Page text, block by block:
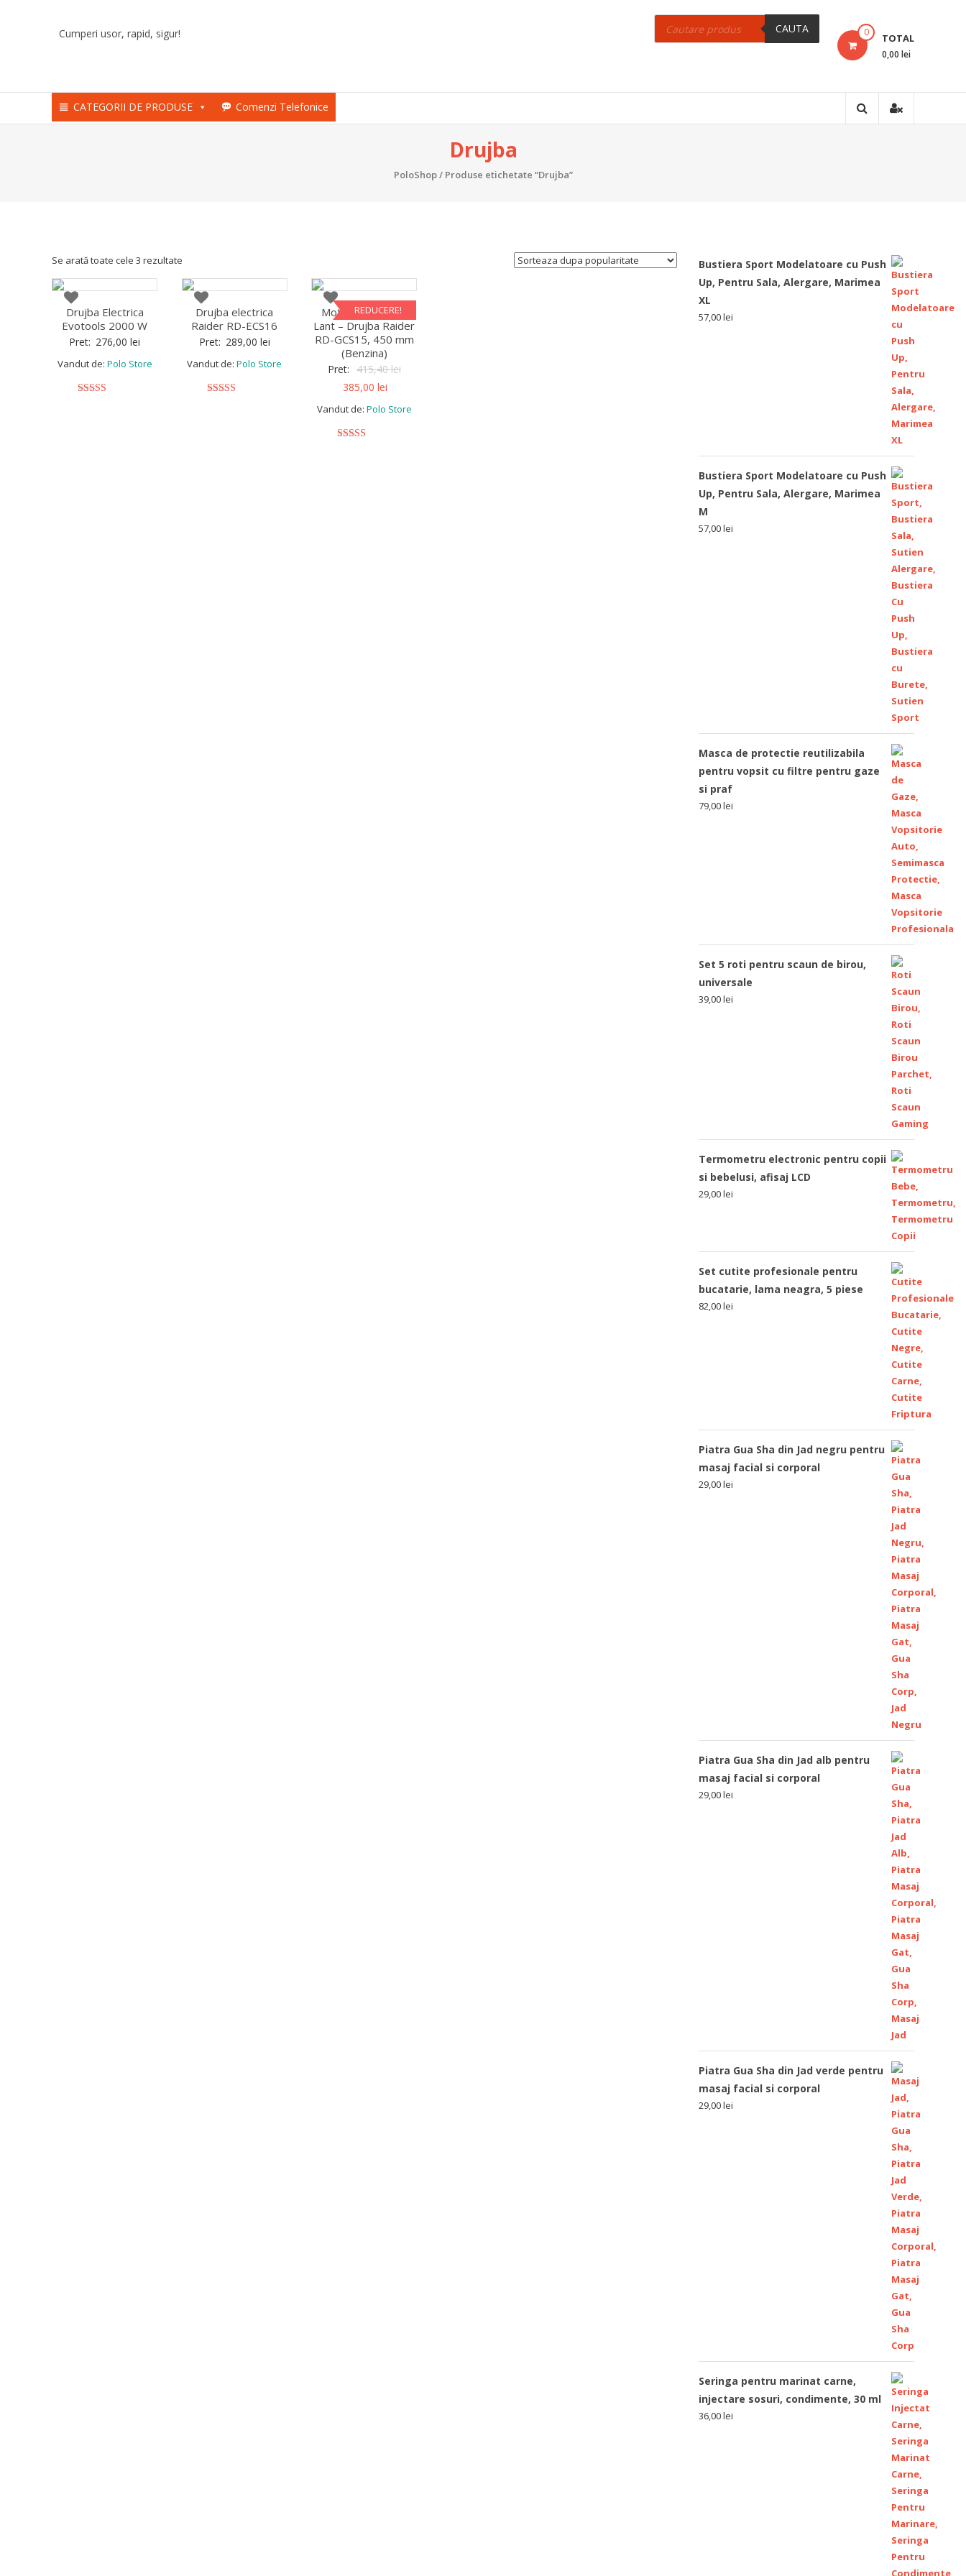
Cumperi usor, rapid, sigur! 0 TOTAL
0,00 lei
Products
search CAUTA
CATEGORII DE PRODUSE Comenzi Telefonice
Drujba
PoloShop/ Produse etichetate “Drujba”
Se arată toate cele 3 rezultate
Drujba Electrica
Evotools 2000 W
Pret: 276,00lei
Vandut de: Polo Store
Drujba electrica
Raider RD-ECS16
Pret: 289,00 lei
Vandut de:Polo Store
REDUCERE!
Motoferastrau cu
Lant – Drujba Raider
RD-GCS15, 450 mm
(Benzina)
Pret: 415,40lei
385,00lei
Vandut de: Polo Store
Bustiera Sport Modelatoare cu Push
Up, Pentru Sala, Alergare, Marimea
XL
57,00lei
Bustiera Sport Modelatoare cu Push
Up, Pentru Sala, Alergare, Marimea
M
57,00lei
Masca de protectie reutilizabila
pentru vopsit cu filtre pentru gaze
si praf
79,00lei
Set 5 roti pentru scaun de birou,
universale
39,00lei
Termometru electronic pentru copii
si bebelusi, afisaj LCD
29,00lei
Set cutite profesionale pentru
bucatarie, lama neagra, 5 piese
82,00lei
Piatra Gua Sha din Jad negru pentru
masaj facial si corporal
29,00lei
Piatra Gua Sha din Jad alb pentru
masaj facial si corporal
29,00lei
Piatra Gua Sha din Jad verde pentru
masaj facial si corporal
29,00lei
Seringa pentru marinat carne,
injectare sosuri, condimente, 30 ml
36,00lei